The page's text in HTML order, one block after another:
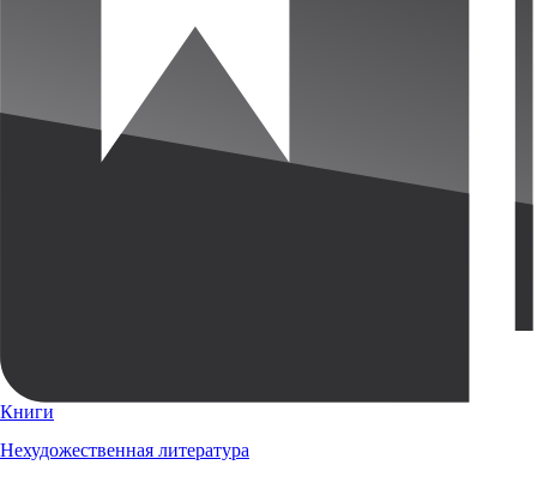
Книги
Нехудожественная литература